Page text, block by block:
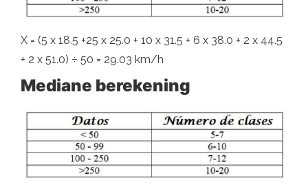
X = (5 x 18.5 +25 x 25.0 + 10 x 31.5 + 6 x 38.0 + 2 x 44.5
+ 2 x 51.0) ÷ 50 = 29.03 km/h
Mediane berekening